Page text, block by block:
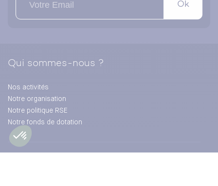
Ok
Qui sommes-nous ?
Nos activités
Notre organisation
Notre politique RSE
Notre fonds de dotation